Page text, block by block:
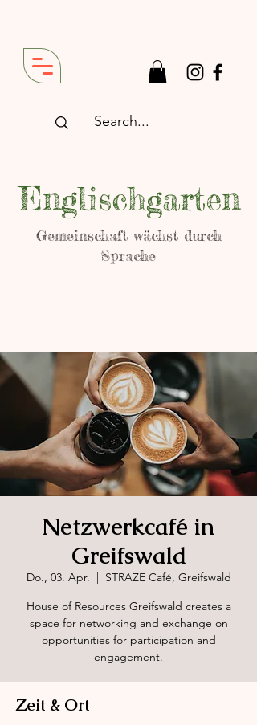
Englischgarten
Gemeinschaft wächst durch
Sprache
Netzwerkcafé in
Greifswald
Do., 03. Apr.
  |
STRAZE Café, Greifswald
House of Resources Greifswald creates a
space for networking and exchange on
opportunities for participation and
engagement.
Zeit & Ort